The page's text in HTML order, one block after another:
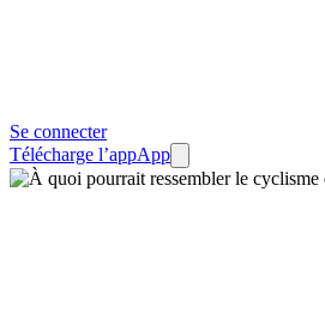
Se connecter
Télécharge l’appApp